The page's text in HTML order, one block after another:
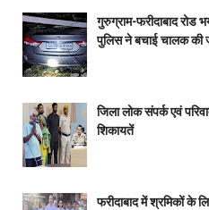
गुरुग्राम-फरीदाबाद रोड
पुलिस ने बचाई चालक की
जिला लोक संपर्क एवं
शिकायतें
फरीदाबाद में श्रमिकों के